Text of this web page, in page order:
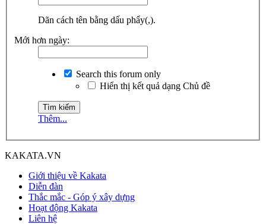
Dãn cách tên bằng dấu phẩy(,).
Mới hơn ngày:
Search this forum only
Hiển thị kết quả dạng Chủ đề
Thêm...
KAKATA.VN
Giới thiệu về Kakata
Diễn đàn
Thắc mắc - Góp ý xây dựng
Hoạt động Kakata
Liên hệ